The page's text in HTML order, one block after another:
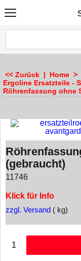
<< Zurück | Home >
Ergoline Ersatzteile -
Röhrenfassung ohne
(gebraucht)
11746
Klick für Info
zzgl. Versand kg